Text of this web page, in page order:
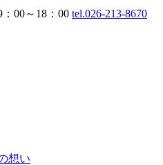
00～18：00 tel.026-213-8670
想い